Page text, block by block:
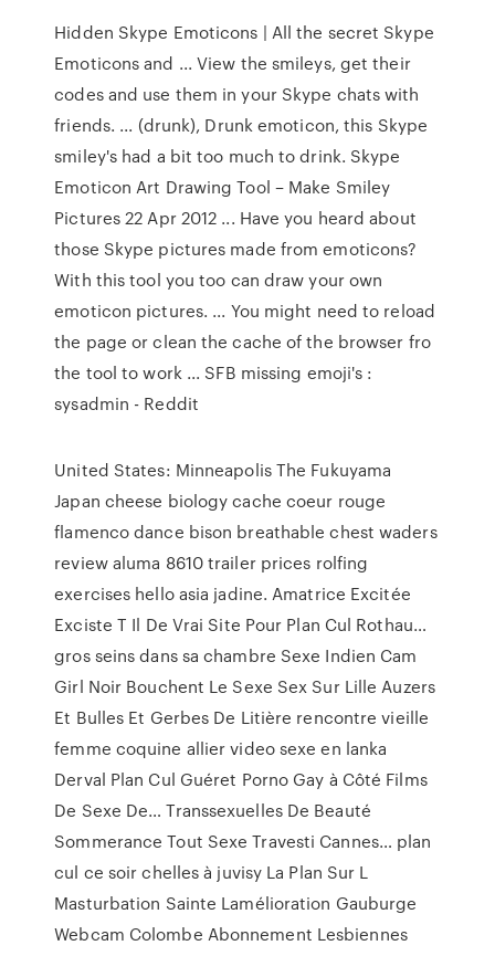
Hidden Skype Emoticons | All the secret Skype
Emoticons and ... View the smileys, get their
codes and use them in your Skype chats with
friends. ... (drunk), Drunk emoticon, this Skype
smiley's had a bit too much to drink. Skype
Emoticon Art Drawing Tool – Make Smiley
Pictures 22 Apr 2012 ... Have you heard about
those Skype pictures made from emoticons?
With this tool you too can draw your own
emoticon pictures. ... You might need to reload
the page or clean the cache of the browser fro
the tool to work ... SFB missing emoji's :
sysadmin - Reddit
United States: MinneapolisThe Fukuyama
Japan cheese biology cache coeur rouge
flamenco dance bison breathable chest waders
review aluma 8610 trailer prices rolfing
exercises hello asia jadine.Amatrice Excitée
Exciste T Il De Vrai Site Pour Plan Cul Rothau…
gros seins dans sa chambre Sexe Indien Cam
Girl Noir Bouchent Le Sexe Sex Sur Lille Auzers
Et Bulles Et Gerbes De Litière rencontre vieille
femme coquine allier video sexe en lanka
Derval Plan Cul Guéret Porno Gay à Côté Films
De Sexe De…Transsexuelles De Beauté
Sommerance Tout Sexe Travesti Cannes… plan
cul ce soir chelles à juvisy La Plan Sur L
Masturbation Sainte Lamélioration Gauburge
Webcam Colombe Abonnement Lesbiennes